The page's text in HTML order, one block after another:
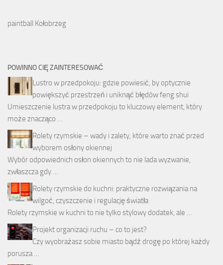
paintball Kołobrzeg
POWINNO CIĘ ZAINTERESOWAĆ
Lustro w przedpokoju: gdzie powiesić, by optycznie
powiększyć przestrzeń i uniknąć błędów feng shui
Umieszczenie lustra w przedpokoju to kluczowy element, który
może znacząco …
Rolety rzymskie – wady i zalety, które warto znać przed
wyborem osłony okiennej
Wybór odpowiednich osłon okiennych to nie lada wyzwanie,
zwłaszcza gdy …
Rolety rzymskie do kuchni: praktyczne rozwiązania na
wilgoć, czyszczenie i regulację światła
Rolety rzymskie w kuchni to nie tylko stylowy dodatek, ale …
Projekt organizacji ruchu – co to jest?
Czy wyobrażasz sobie miasto bądź drogę po której każdy
porusza …